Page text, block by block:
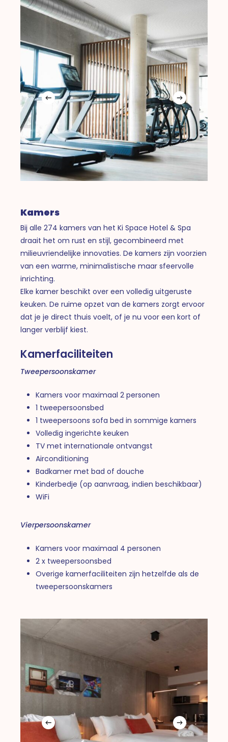
Kamers
Bij alle 274 kamers van het Ki Space Hotel & Spa
draait het om rust en stijl, gecombineerd met
milieuvriendelijke innovaties. De kamers zijn voorzien
van een warme, minimalistische maar sfeervolle
inrichting.
Elke kamer beschikt over een volledig uitgeruste
keuken. De ruime opzet van de kamers zorgt ervoor
dat je je direct thuis voelt, of je nu voor een kort of
langer verblijf kiest.
Kamerfaciliteiten
Tweepersoonskamer
Kamers voor maximaal 2 personen
1 tweepersoonsbed
1 tweepersoons sofa bed in sommige kamers
Volledig ingerichte keuken
TV met internationale ontvangst
Airconditioning
Badkamer met bad of douche
Kinderbedje (op aanvraag, indien beschikbaar)
WiFi
Vierpersoonskamer
Kamers voor maximaal 4 personen
2 x tweepersoonsbed
Overige kamerfaciliteiten zijn hetzelfde als de
tweepersoonskamers